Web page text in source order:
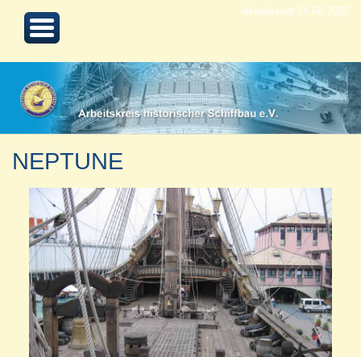
Aktualisiert 24.08.2022
NEPTUNE